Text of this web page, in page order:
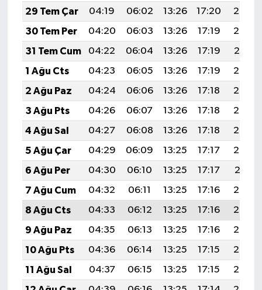
29 Tem Çar
04:19 06:02 13:26 17:20
20:39
30 Tem Per
04:20 06:03 13:26 17:19
20:38
31 Tem Cum
04:22 06:04 13:26 17:19
20:37
1 Ağu Cts
04:23 06:05 13:26 17:19
20:36
2 Ağu Paz
04:24 06:06 13:26 17:18
20:35
3 Ağu Pts
04:26 06:07 13:26 17:18
20:34
4 Ağu Sal
04:27 06:08 13:26 17:18
20:33
5 Ağu Çar
04:29 06:09 13:25 17:17
20:32
6 Ağu Per
04:30 06:10 13:25 17:17
20:31
7 Ağu Cum
04:32 06:11 13:25 17:16
20:30
8 Ağu Cts
04:33 06:12 13:25 17:16
20:29
9 Ağu Paz
04:35 06:13 13:25 17:16
20:27
10 Ağu Pts
04:36 06:14 13:25 17:15
20:26
11 Ağu Sal
04:37 06:15 13:25 17:15
20:25